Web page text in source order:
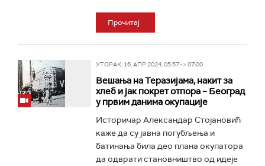
Прочитај
УТОРАК, 16. АПР 2024, 05:57 -> 07:00
Вешања на Теразијама, накит за
хлеб и јак покрет отпора – Београд
у првим данима окупације
Историчар Александар Стојановић
каже да су јавна погубљења и
батинања била део плана окупатора
да одврати становништво од идеје